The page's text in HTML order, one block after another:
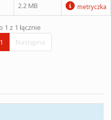
2.2 MB metryczka
1 z 1 łącznie
1 Następna